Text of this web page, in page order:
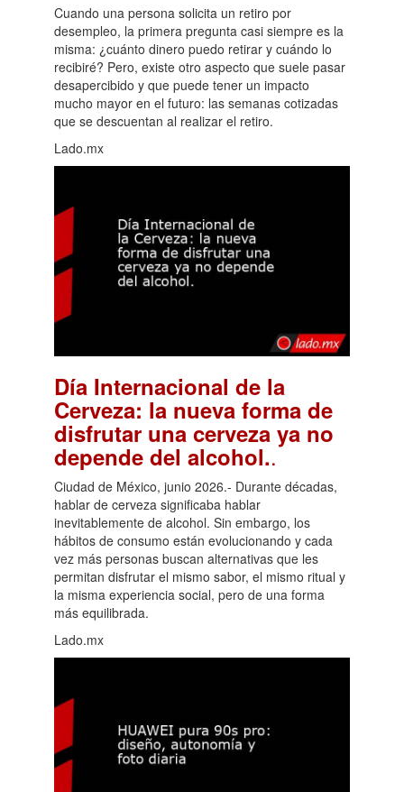
Cuando una persona solicita un retiro por
desempleo, la primera pregunta casi siempre es la
misma: ¿cuánto dinero puedo retirar y cuándo lo
recibiré? Pero, existe otro aspecto que suele pasar
desapercibido y que puede tener un impacto
mucho mayor en el futuro: las semanas cotizadas
que se descuentan al realizar el retiro.
Lado.mx
Día Internacional de la
Cerveza: la nueva forma de
disfrutar una cerveza ya no
depende del alcohol..
Ciudad de México, junio 2026.- Durante décadas,
hablar de cerveza significaba hablar
inevitablemente de alcohol. Sin embargo, los
hábitos de consumo están evolucionando y cada
vez más personas buscan alternativas que les
permitan disfrutar el mismo sabor, el mismo ritual y
la misma experiencia social, pero de una forma
más equilibrada.
Lado.mx